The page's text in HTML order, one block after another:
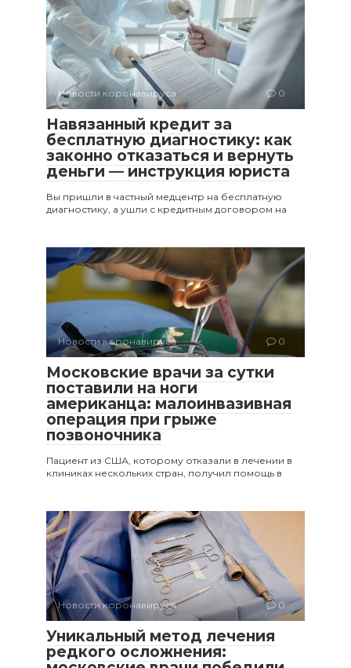
Новости коронавируса 0
Навязанный кредит за
бесплатную диагностику: как
законно отказаться и вернуть
деньги — инструкция юриста
Вы пришли в частный медцентр на бесплатную
диагностику, а ушли с кредитным договором на
Новости коронавируса 0
Московские врачи за сутки
поставили на ноги
американца: малоинвазивная
операция при грыже
позвоночника
Пациент из США, которому отказали в лечении в
клиниках нескольких стран, получил помощь в
Новости коронавируса 0
Уникальный метод лечения
редкого осложнения: